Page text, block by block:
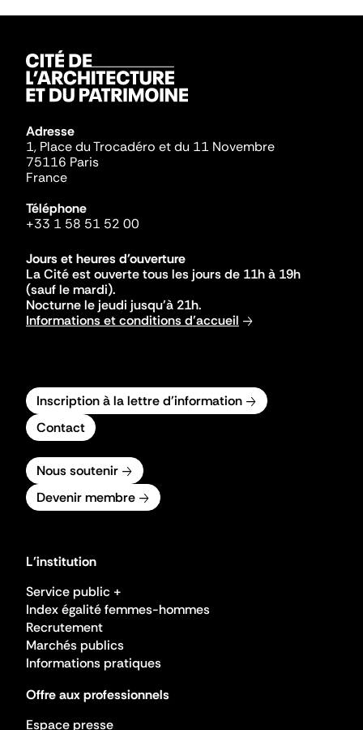
Adresse
1, Place du Trocadéro et du 11 Novembre
75116 Paris
France
Téléphone
+33 1 58 51 52 00
Jours et heures d'ouverture
La Cité est ouverte tous les jours de 11h à 19h
(sauf le mardi).
Nocturne le jeudi jusqu'à 21h.
Informations et conditions d'accueil
Inscription à la lettre d'information
Contact
Nous soutenir
Devenir membre
L'institution
Service public +
Index égalité femmes-hommes
Recrutement
Marchés publics
Informations pratiques
Offre aux professionnels
Espace presse